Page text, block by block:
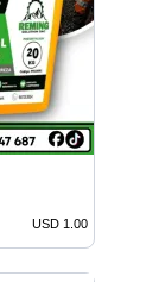
USD 1.00